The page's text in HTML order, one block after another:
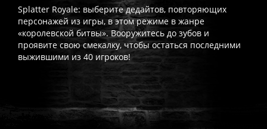
Splatter Royale: выберите дедайтов, повторяющих
персонажей из игры, в этом режиме в жанре
«королевской битвы». Вооружитесь до зубов и
проявите свою смекалку, чтобы остаться последними
выжившими из 40 игроков!